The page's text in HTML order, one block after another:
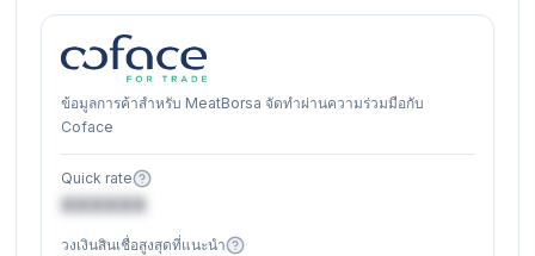
ข้อมูลการค้าสำหรับ MeatBorsa จัดทำผ่านความร่วมมือกับ
Coface
Quick rate
XXXXXX
วงเงินสินเชื่อสูงสุดที่แนะนำ